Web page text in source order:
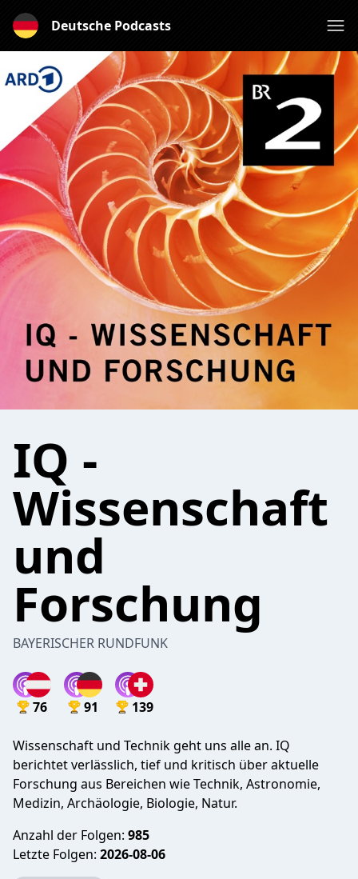
Deutsche Podcasts
IQ -
Wissenschaft
und
Forschung
BAYERISCHER RUNDFUNK
76 91 139
Wissenschaft und Technik geht uns alle an. IQ
berichtet verlässlich, tief und kritisch über aktuelle
Forschung aus Bereichen wie Technik, Astronomie,
Medizin, Archäologie, Biologie, Natur.
Anzahl der Folgen: 985
Letzte Folgen: 2026-08-06